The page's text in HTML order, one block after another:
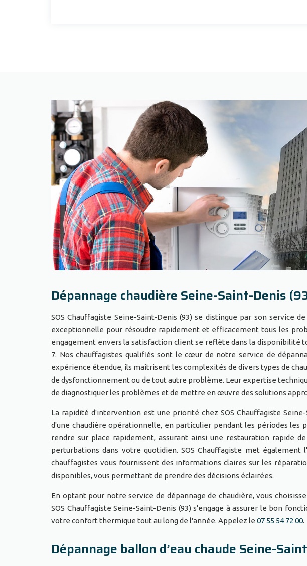
Dépannage chaudière Seine-Saint-Denis
SOS Chauffagiste Seine-Saint-Denis (93) se distingue par son service
exceptionnelle pour résoudre rapidement et efficacement tous les
engagement envers la satisfaction client se reflète dans la disponibilité
7. Nos chauffagistes qualifiés sont le cœur de notre service de
expérience étendue, ils maîtrisent les complexités de divers types de
de dysfonctionnement ou de tout autre problème. Leur expertise
de diagnostiquer les problèmes et de mettre en œuvre des solutions
La rapidité d'intervention est une priorité chez SOS Chauffagiste
d'une chaudière opérationnelle, en particulier pendant les périodes les
rendre sur place rapidement, assurant ainsi une restauration rapide
perturbations dans votre quotidien. SOS Chauffagiste met
chauffagistes vous fournissent des informations claires sur les
disponibles, vous permettant de prendre des décisions éclairées.
En optant pour notre service de dépannage de chaudière, vous
SOS Chauffagiste Seine-Saint-Denis (93) s'engage à assurer le bon
votre confort thermique tout au long de l'année. Appelez le 07 55 54 72 00.
Dépannage ballon d’eau chaude Seine-